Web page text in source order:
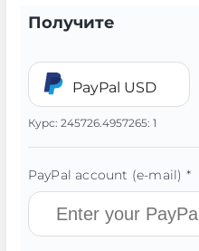
Получите
PayPal USD
Курс: 245726.4957265: 1
PayPal account (e-mail) *